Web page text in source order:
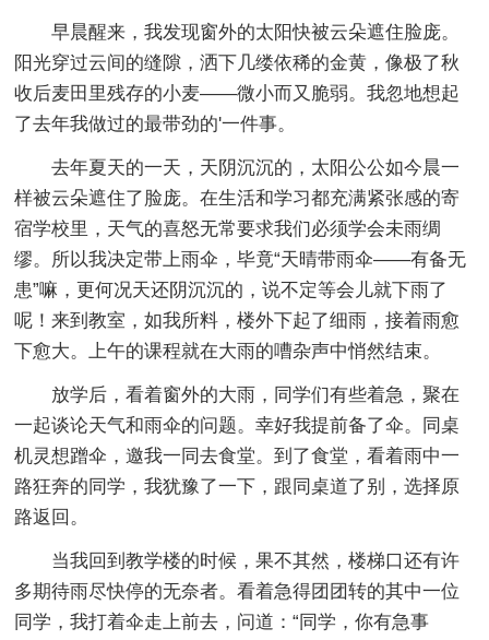
早晨醒来，我发现窗外的太阳快被云朵遮住脸庞。
阳光穿过云间的缝隙，洒下几缕依稀的金黄，像极了秋
收后麦田里残存的小麦——微小而又脆弱。我忽地想起
了去年我做过的最带劲的'一件事。
去年夏天的一天，天阴沉沉的，太阳公公如今晨一
样被云朵遮住了脸庞。在生活和学习都充满紧张感的寄
宿学校里，天气的喜怒无常要求我们必须学会未雨绸
缪。所以我决定带上雨伞，毕竟“天晴带雨伞——有备无
患”嘛，更何况天还阴沉沉的，说不定等会儿就下雨了
呢！来到教室，如我所料，楼外下起了细雨，接着雨愈
下愈大。上午的课程就在大雨的嘈杂声中悄然结束。
放学后，看着窗外的大雨，同学们有些着急，聚在
一起谈论天气和雨伞的问题。幸好我提前备了伞。同桌
机灵想蹭伞，邀我一同去食堂。到了食堂，看着雨中一
路狂奔的同学，我犹豫了一下，跟同桌道了别，选择原
路返回。
当我回到教学楼的时候，果不其然，楼梯口还有许
多期待雨尽快停的无奈者。看着急得团团转的其中一位
同学，我打着伞走上前去，问道：“同学，你有急事